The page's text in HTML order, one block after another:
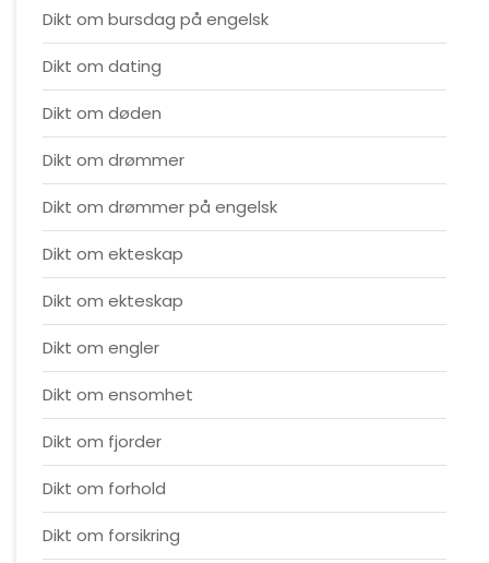
Dikt om bursdag på engelsk
Dikt om dating
Dikt om døden
Dikt om drømmer
Dikt om drømmer på engelsk
Dikt om ekteskap
Dikt om ekteskap
Dikt om engler
Dikt om ensomhet
Dikt om fjorder
Dikt om forhold
Dikt om forsikring